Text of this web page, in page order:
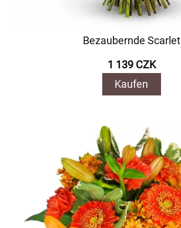
Bezaubernde Scarlet
1 139 CZK
Kaufen